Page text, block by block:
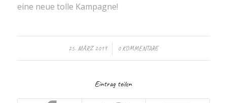
eine neue tolle Kampagne!
25. MÄRZ 2019
/ 0 KOMMENTARE
Eintrag teilen